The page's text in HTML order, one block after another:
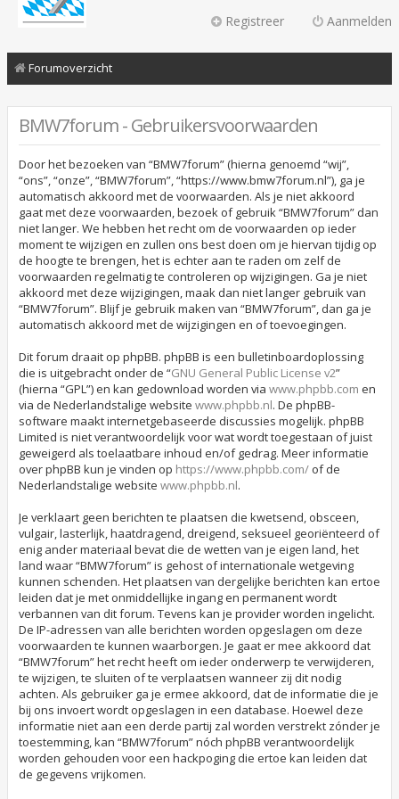
Aanmelden
Registreer
Forumoverzicht
BMW7forum - Gebruikersvoorwaarden
Door het bezoeken van “BMW7forum” (hierna genoemd “wij”,
“ons”, “onze”, “BMW7forum”, “https://www.bmw7forum.nl”), ga je
automatisch akkoord met de voorwaarden. Als je niet akkoord
gaat met deze voorwaarden, bezoek of gebruik “BMW7forum” dan
niet langer. We hebben het recht om de voorwaarden op ieder
moment te wijzigen en zullen ons best doen om je hiervan tijdig op
de hoogte te brengen, het is echter aan te raden om zelf de
voorwaarden regelmatig te controleren op wijzigingen. Ga je niet
akkoord met deze wijzigingen, maak dan niet langer gebruik van
“BMW7forum”. Blijf je gebruik maken van “BMW7forum”, dan ga je
automatisch akkoord met de wijzigingen en of toevoegingen.
Dit forum draait op phpBB. phpBB is een bulletinboardoplossing
die is uitgebracht onder de “GNU General Public License v2”
(hierna “GPL”) en kan gedownload worden via www.phpbb.com en
via de Nederlandstalige website www.phpbb.nl. De phpBB-
software maakt internetgebaseerde discussies mogelijk. phpBB
Limited is niet verantwoordelijk voor wat wordt toegestaan of juist
geweigerd als toelaatbare inhoud en/of gedrag. Meer informatie
over phpBB kun je vinden op https://www.phpbb.com/ of de
Nederlandstalige website www.phpbb.nl.
Je verklaart geen berichten te plaatsen die kwetsend, obsceen,
vulgair, lasterlijk, haatdragend, dreigend, seksueel georiënteerd of
enig ander materiaal bevat die de wetten van je eigen land, het
land waar “BMW7forum” is gehost of internationale wetgeving
kunnen schenden. Het plaatsen van dergelijke berichten kan ertoe
leiden dat je met onmiddellijke ingang en permanent wordt
verbannen van dit forum. Tevens kan je provider worden ingelicht.
De IP-adressen van alle berichten worden opgeslagen om deze
voorwaarden te kunnen waarborgen. Je gaat er mee akkoord dat
“BMW7forum” het recht heeft om ieder onderwerp te verwijderen,
te wijzigen, te sluiten of te verplaatsen wanneer zij dit nodig
achten. Als gebruiker ga je ermee akkoord, dat de informatie die je
bij ons invoert wordt opgeslagen in een database. Hoewel deze
informatie niet aan een derde partij zal worden verstrekt zónder je
toestemming, kan “BMW7forum” nóch phpBB verantwoordelijk
worden gehouden voor een hackpoging die ertoe kan leiden dat
de gegevens vrijkomen.